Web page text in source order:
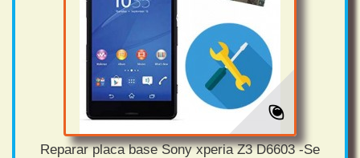
Reparar placa base Sony xperia Z3 D6603 -Se